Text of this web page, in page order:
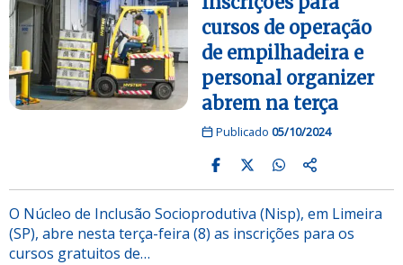
cursos de operação
de empilhadeira e
personal organizer
abrem na terça
Publicado 05/10/2024
O Núcleo de Inclusão Socioprodutiva (Nisp), em Limeira
(SP), abre nesta terça-feira (8) as inscrições para os
cursos gratuitos de…